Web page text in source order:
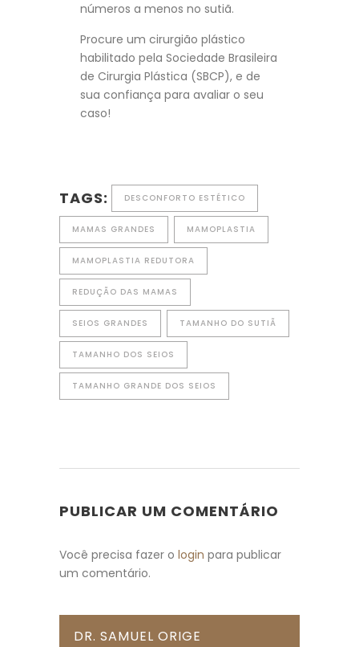
números a menos no sutiã.
Procure um cirurgião plástico
habilitado pela Sociedade Brasileira
de Cirurgia Plástica (SBCP), e de
sua confiança para avaliar o seu
caso!
TAGS: DESCONFORTO ESTÉTICO
MAMAS GRANDES MAMOPLASTIA
MAMOPLASTIA REDUTORA
REDUÇÃO DAS MAMAS
SEIOS GRANDES TAMANHO DO SUTIÃ
TAMANHO DOS SEIOS
TAMANHO GRANDE DOS SEIOS
PUBLICAR UM COMENTÁRIO
Você precisa fazer o login para publicar
um comentário.
DR. SAMUEL ORIGE